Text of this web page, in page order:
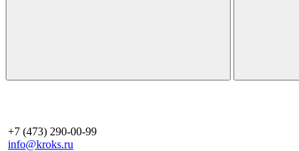
+7 (473) 290-00-99
info@kroks.ru